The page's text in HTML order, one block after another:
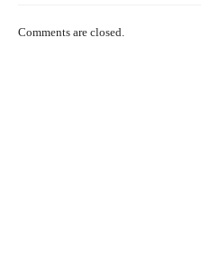
Comments are closed.